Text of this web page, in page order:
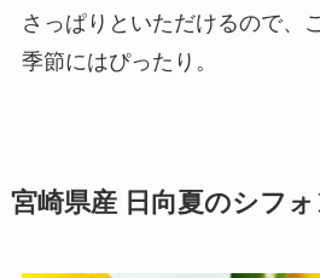
さっぱりといただけるので、
季節にはぴったり。
宮崎県産 日向夏のシフ